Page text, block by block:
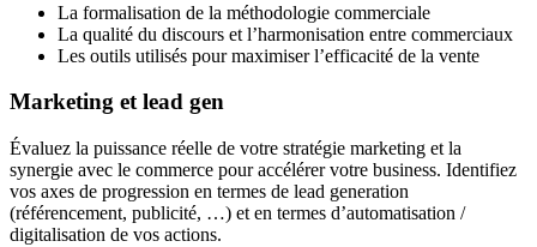
La formalisation de la méthodologie commerciale
La qualité du discours et l’harmonisation entre commerciaux
Les outils utilisés pour maximiser l’efficacité de la vente
Marketing et lead gen
Évaluez la puissance réelle de votre stratégie marketing et la
synergie avec le commerce pour accélérer votre business. Identifiez
vos axes de progression en termes de lead generation
(référencement, publicité, …) et en termes d’automatisation /
digitalisation de vos actions.